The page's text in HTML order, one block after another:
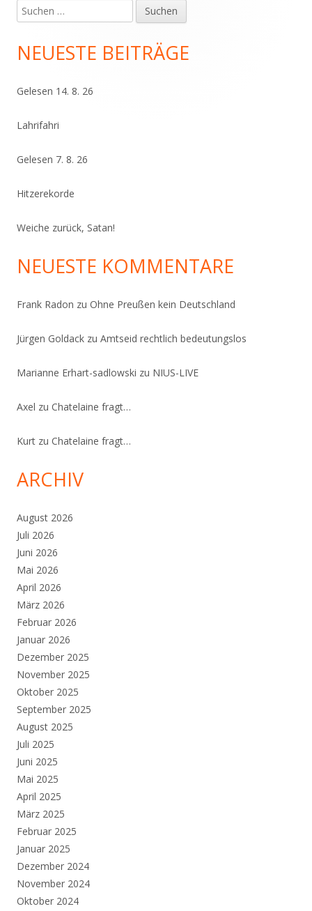
Haupt-
Seitenleiste
Suchen
nach:
NEUESTE BEITRÄGE
Gelesen 14. 8. 26
Lahrifahri
Gelesen 7. 8. 26
Hitzerekorde
Weiche zurück, Satan!
NEUESTE KOMMENTARE
Frank Radon zu Ohne Preußen kein Deutschland
Jürgen Goldack zu Amtseid rechtlich bedeutungslos
Marianne Erhart-sadlowski zu NIUS-LIVE
Axel zu Chatelaine fragt…
Kurt zu Chatelaine fragt…
ARCHIV
August 2026
Juli 2026
Juni 2026
Mai 2026
April 2026
März 2026
Februar 2026
Januar 2026
Dezember 2025
November 2025
Oktober 2025
September 2025
August 2025
Juli 2025
Juni 2025
Mai 2025
April 2025
März 2025
Februar 2025
Januar 2025
Dezember 2024
November 2024
Oktober 2024